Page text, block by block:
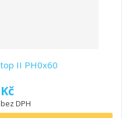
II PH0x60
DPH